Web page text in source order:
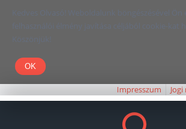
Kedves Olvasó! Weboldalunk böngészésével
felhasználói élmény javítása céljából cookie-kat
Köszönjük!
Impresszum